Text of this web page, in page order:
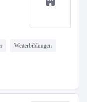
Weiterbildungen